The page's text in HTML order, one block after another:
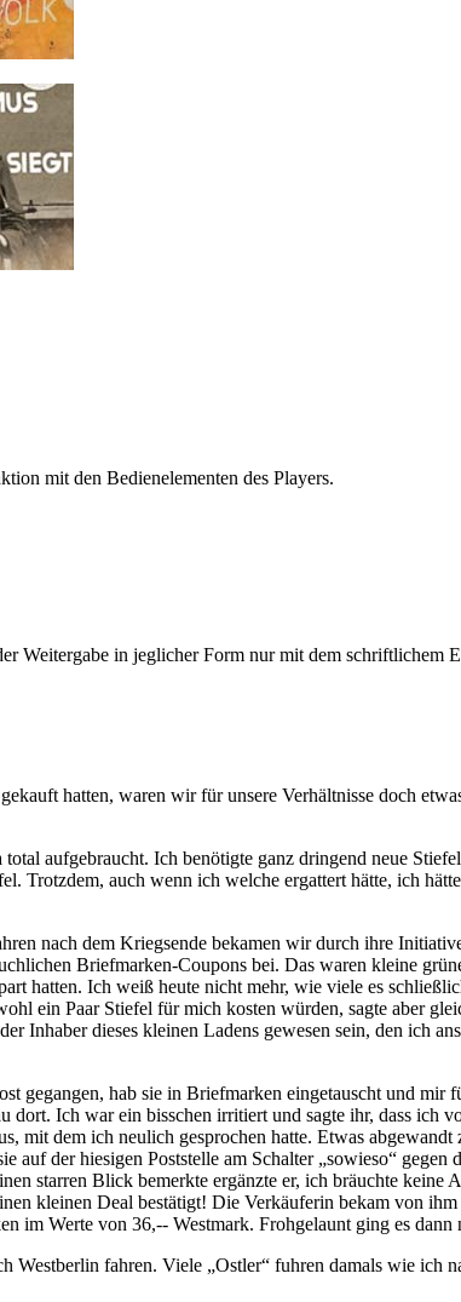
mit den Bedienelementen des Players.
Weitergabe in jeglicher Form nur mit dem schriftlichem
hatten, waren wir für unsere Verhältnisse doch
aufgebraucht. Ich benötigte ganz dringend neue
Trotzdem, auch wenn ich welche ergattert hätte, ich
nach dem Kriegsende bekamen wir durch ihre
Briefmarken-Coupons bei. Das waren kleine
hatten. Ich weiß heute nicht mehr, wie viele es
ein Paar Stiefel für mich kosten würden, sagte aber
Inhaber dieses kleinen Ladens gewesen sein, den ich
gegangen, hab sie in Briefmarken eingetauscht und
Ich war ein bisschen irritiert und sagte ihr, dass ich
mit dem ich neulich gesprochen hatte. Etwas
auf der hiesigen Poststelle am Schalter sowieso
gegen
starren Blick bemerkte ergänzte er, ich bräuchte
kleinen Deal bestätigt! Die Verkäuferin bekam von ihm
im Werte von 36,-- Westmark. Frohgelaunt ging es
Westberlin fahren. Viele
Ostler
fuhren damals wie ich